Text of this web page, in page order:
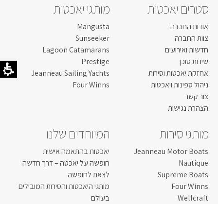
סטרים יאכטות
אודות החברה
צוות החברה
חדשות ואירועים
שירות סוכן
אחזקת יאכטות וסירות
ניהול ספינות ויאכטות
צור קשר
הצהרת נגישות
מותגי יאכטות
Mangusta
Sunseeker
Lagoon Catamarans
Prestige
Jeanneau Sailing Yachts
Four Winns
מותגי סירות
Jeanneau Motor Boats
Nautique
Supreme Boats
Four Winns
Wellcraft
המיוחדים שלנו
יאכטות בהתאמה אישית
חופשה על יאכטה – דרך חדשה
לצאת לחופשה
מותגי היאכטות והסירות המובילים
בעולם